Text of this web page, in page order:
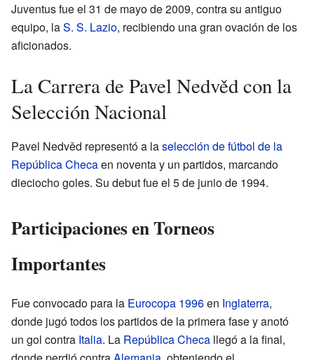
Juventus fue el 31 de mayo de 2009, contra su antiguo
equipo, laS. S. Lazio, recibiendo una gran ovación de los
aficionados.
La Carrera de Pavel Nedvěd con la
Selección Nacional
Pavel Nedvěd representó a laselección de fútbol de la
República Checaen noventa y un partidos, marcando
dieciocho goles. Su debut fue el 5 de junio de 1994.
Participaciones en Torneos
Importantes
Fue convocado para la Eurocopa 1996en Inglaterra,
donde jugó todos los partidos de la primera fase y anotó
un gol contra Italia. La República Checa llegó a la final,